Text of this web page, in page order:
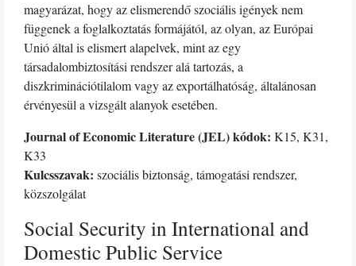
magyarázat, hogy az elismerendő szociális igények nem
függenek a foglalkoztatás formájától, az olyan, az Európai
Unió által is elismert alapelvek, mint az egy
társadalombiztosítási rendszer alá tartozás, a
diszkriminációtilalom vagy az exportálhatóság, általánosan
érvényesül a vizsgált alanyok esetében.
Journal of Economic Literature (JEL) kódok: K15, K31,
K33
Kulcsszavak: szociális biztonság, támogatási rendszer,
közszolgálat
Social Security in International and
Domestic Public Service